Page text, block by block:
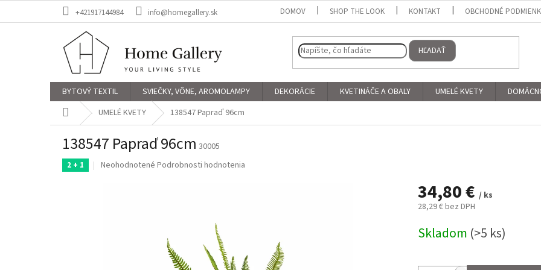
+421917144984 info@homegallery.sk DOMOV SHOP THE LOOK KONTAKT OBCHODNÉ
HĽADAŤ
BYTOVÝ TEXTIL SVIEČKY, VÔNE, AROMOLAMPY DEKORÁCIE KVETINÁČE A OBALY UMELÉ KVETY
DomovUMELÉ KVETY 138547 Papraď 96cm
138547 Papraď 96cm 30005
2 + 1
Priemerné
Neohodnotené Podrobnosti hodnotenia
34,80 € / ks
28,29 € bez DPH
cena:
Skladom (>5 ks)